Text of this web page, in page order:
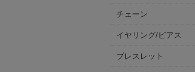
チェーン
イヤリング/ピアス
ブレスレット